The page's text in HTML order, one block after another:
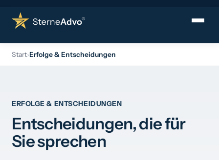
Leistungen
Start›Erfolge & Entscheidungen
ERFOLGE & ENTSCHEIDUNGEN
Entscheidungen, die für
Sie sprechen